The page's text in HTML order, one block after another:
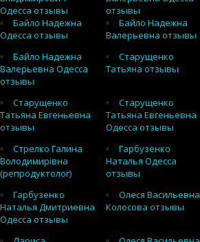
Одесса отзывы
отзывы
Байло Надежна
Одесса отзывы
Байло Надежна
Валерьевна отзывы
Байло Надежна
Валерьевна Одесса
отзывы
Старущенко
Татьяна отзывы
Старущенко
Татьяна Евгеньевна
отзывы
Старущенко
Татьяна Евгеньевна
Одесса отзывы
Стрелко Галина
Володимирівна
(репродуктолог)
Гарбузенко
Наталья Одесса
отзывы
Гарбузенко
Наталья Дмитриевна
Одесса отзывы
Олеся Васильевна
Колосова отзывы